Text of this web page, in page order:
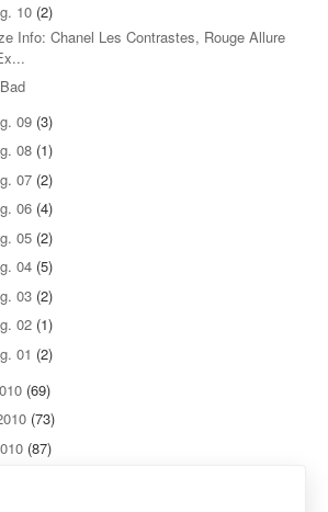
10 (2)
Info: Chanel Les Contrastes, Rouge Allure
09 (3)
08 (1)
07 (2)
06 (4)
05 (2)
04 (5)
03 (2)
02 (1)
01 (2)
(69)
(73)
(87)